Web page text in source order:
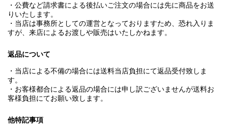
・公費など請求書による後払いご注文の場合には先に商品をお送
りいたします。
・当店は事務所としての運営となっておりますため、恐れ入りま
すが、来店によるお渡しや販売はいたしかねます。
返品について
・当店による不備の場合には送料当店負担にて返品受付致しま
す。
・お客様都合による返品の場合には申し訳ございませんが送料お
客様負担にてお願い致します。
他特記事項